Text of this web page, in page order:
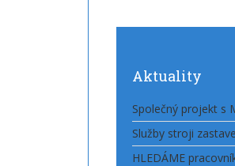
Aktuality
Společný projekt s
Služby stroji
HLEDÁME